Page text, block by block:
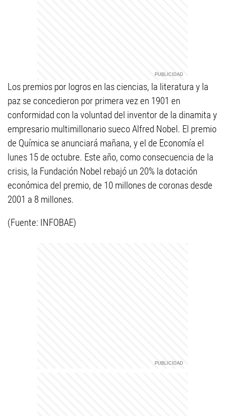
Los premios por logros en las ciencias, la literatura y la
paz se concedieron por primera vez en 1901 en
conformidad con la voluntad del inventor de la dinamita y
empresario multimillonario sueco Alfred Nobel. El premio
de Química se anunciará mañana, y el de Economía el
lunes 15 de octubre. Este año, como consecuencia de la
crisis, la Fundación Nobel rebajó un 20% la dotación
económica del premio, de 10 millones de coronas desde
2001 a 8 millones.
(Fuente: INFOBAE)